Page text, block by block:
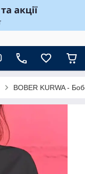
BOBER KURWA -